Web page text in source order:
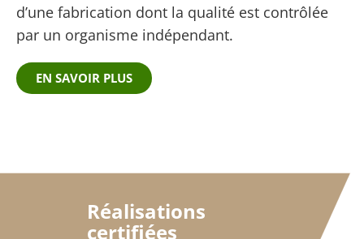
d’une fabrication dont la qualité est contrôlée
par un organisme indépendant.
EN SAVOIR PLUS
Réalisations
certifiées